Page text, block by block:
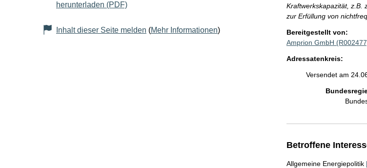
herunterladen (PDF)
Inhalt dieser Seite melden (Mehr Informationen)
Kraftwerkskapazität, z.B.
zur Erfüllung von
Bereitgestellt von:
Amprion GmbH
Adressatenkreis:
Versendet am
Betroffene
Allgemeine Energiepolitik